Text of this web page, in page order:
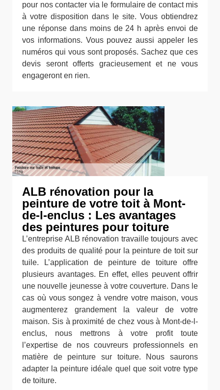
pour nos contacter via le formulaire de contact mis
à votre disposition dans le site. Vous obtiendrez
une réponse dans moins de 24 h après envoi de
vos informations. Vous pouvez aussi appeler les
numéros qui vous sont proposés. Sachez que ces
devis seront offerts gracieusement et ne vous
engageront en rien.
ALB rénovation pour la
peinture de votre toit à Mont-
de-l-enclus : Les avantages
des peintures pour toiture
L’entreprise ALB rénovation travaille toujours avec
des produits de qualité pour la peinture de toit sur
tuile. L’application de peinture de toiture offre
plusieurs avantages. En effet, elles peuvent offrir
une nouvelle jeunesse à votre couverture. Dans le
cas où vous songez à vendre votre maison, vous
augmenterez grandement la valeur de votre
maison. Sis à proximité de chez vous à Mont-de-l-
enclus, nous mettrons à votre profit toute
l’expertise de nos couvreurs professionnels en
matière de peinture sur toiture. Nous saurons
adapter la peinture idéale quel que soit votre type
de toiture.